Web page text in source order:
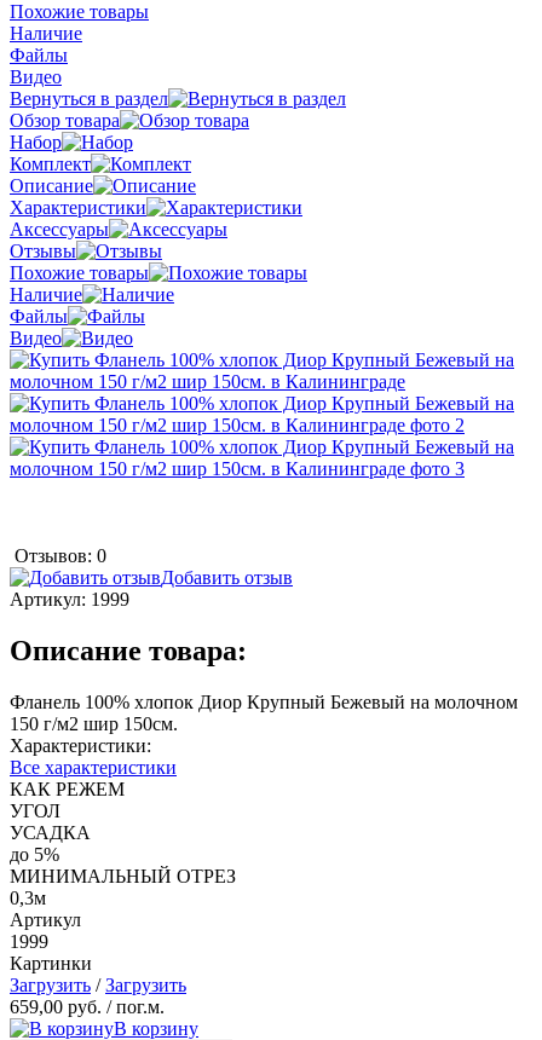
Похожие товары
Наличие
Файлы
Видео
Вернуться в раздел
Обзор товара
Набор
Комплект
Описание
Характеристики
Аксессуары
Отзывы
Похожие товары
Наличие
Файлы
Видео
Отзывов: 0
Добавить отзыв
Артикул: 1999
Описание товара:
Фланель 100% хлопок Диор Крупный Бежевый на молочном
150 г/м2 шир 150см.
Характеристики:
Все характеристики
КАК РЕЖЕМ
УГОЛ
УСАДКА
до 5%
МИНИМАЛЬНЫЙ ОТРЕЗ
0,3м
Артикул
1999
Картинки
Загрузить /Загрузить
659,00 руб. / пог.м.
В корзину